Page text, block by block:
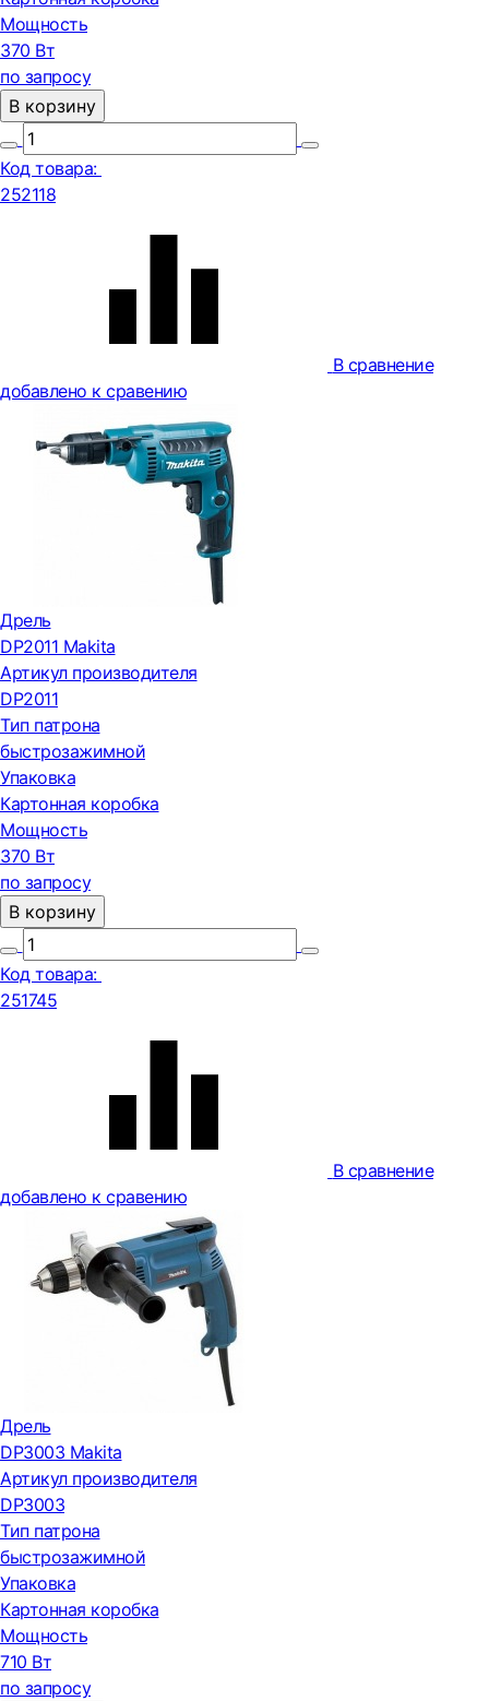
Мощность
370 Вт
по запросу
В корзину
Код товара:
252118
В сравнение
добавлено к сравению
Дрель
DP2011 Makita
Артикул производителя
DP2011
Тип патрона
быстрозажимной
Упаковка
Картонная коробка
Мощность
370 Вт
по запросу
В корзину
Код товара:
251745
В сравнение
добавлено к сравению
Дрель
DP3003 Makita
Артикул производителя
DP3003
Тип патрона
быстрозажимной
Упаковка
Картонная коробка
Мощность
710 Вт
по запросу